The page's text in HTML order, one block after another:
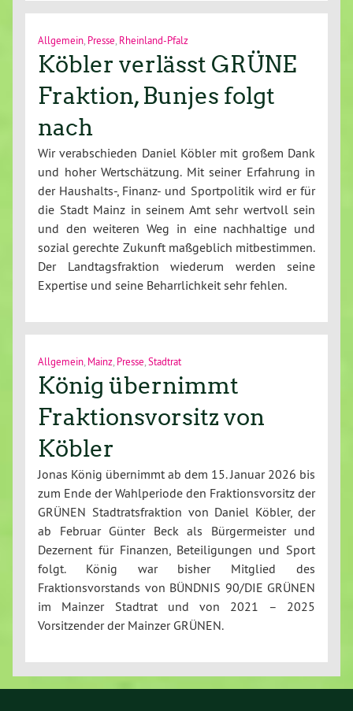
Allgemein Presse Rheinland-Pfalz
Köbler verlässt GRÜNE
Fraktion, Bunjes folgt
nach
Wir verabschieden Daniel Köbler mit großem Dank
und hoher Wertschätzung. Mit seiner Erfahrung in
der Haushalts-, Finanz- und Sportpolitik wird er für
die Stadt Mainz in seinem Amt sehr wertvoll sein
und den weiteren Weg in eine nachhaltige und
sozial gerechte Zukunft maßgeblich mitbestimmen.
Der Landtagsfraktion wiederum werden seine
Expertise und seine Beharrlichkeit sehr fehlen.
Allgemein, Mainz, Presse,Stadtrat
König übernimmt
Fraktionsvorsitz von
Köbler
Jonas König übernimmt ab dem 15. Januar 2026 bis
zum Ende der Wahlperiode den Fraktionsvorsitz der
GRÜNEN Stadtratsfraktion von Daniel Köbler, der
ab Februar Günter Beck als Bürgermeister und
Dezernent für Finanzen, Beteiligungen und Sport
folgt. König war bisher Mitglied des
Fraktionsvorstands von BÜNDNIS 90/DIE GRÜNEN
im Mainzer Stadtrat und von 2021 – 2025
Vorsitzender der Mainzer GRÜNEN.